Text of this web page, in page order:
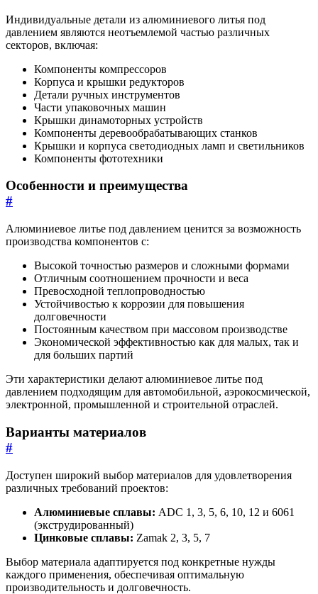
Индивидуальные детали из алюминиевого литья под
давлением являются неотъемлемой частью различных
секторов, включая:
Компоненты компрессоров
Корпуса и крышки редукторов
Детали ручных инструментов
Части упаковочных машин
Крышки динамоторных устройств
Компоненты деревообрабатывающих станков
Крышки и корпуса светодиодных ламп и светильников
Компоненты фототехники
Особенности и преимущества
#
Алюминиевое литье под давлением ценится за возможность
производства компонентов с:
Высокой точностью размеров и сложными формами
Отличным соотношением прочности и веса
Превосходной теплопроводностью
Устойчивостью к коррозии для повышения
долговечности
Постоянным качеством при массовом производстве
Экономической эффективностью как для малых, так и
для больших партий
Эти характеристики делают алюминиевое литье под
давлением подходящим для автомобильной, аэрокосмической,
электронной, промышленной и строительной отраслей.
Варианты материалов
#
Доступен широкий выбор материалов для удовлетворения
различных требований проектов:
Алюминиевые сплавы: ADC 1, 3, 5, 6, 10, 12 и 6061
(экструдированный)
Цинковые сплавы: Zamak 2, 3, 5, 7
Выбор материала адаптируется под конкретные нужды
каждого применения, обеспечивая оптимальную
производительность и долговечность.